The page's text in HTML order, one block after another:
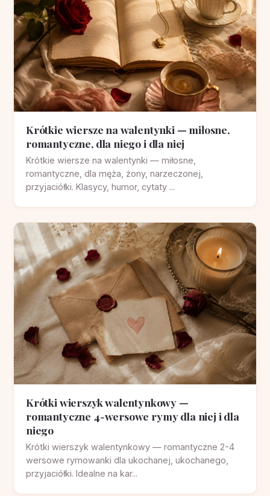
Krótkie wiersze na walentynki — miłosne,
romantyczne, dla niego i dla niej
Krótkie wiersze na walentynki — miłosne,
romantyczne, dla męża, żony, narzeczonej,
przyjaciółki. Klasycy, humor, cytaty ...
Krótki wierszyk walentynkowy —
romantyczne 4-wersowe rymy dla niej i dla
niego
Krótki wierszyk walentynkowy — romantyczne 2-4
wersowe rymowanki dla ukochanej, ukochanego,
przyjaciółki. Idealne na kar...